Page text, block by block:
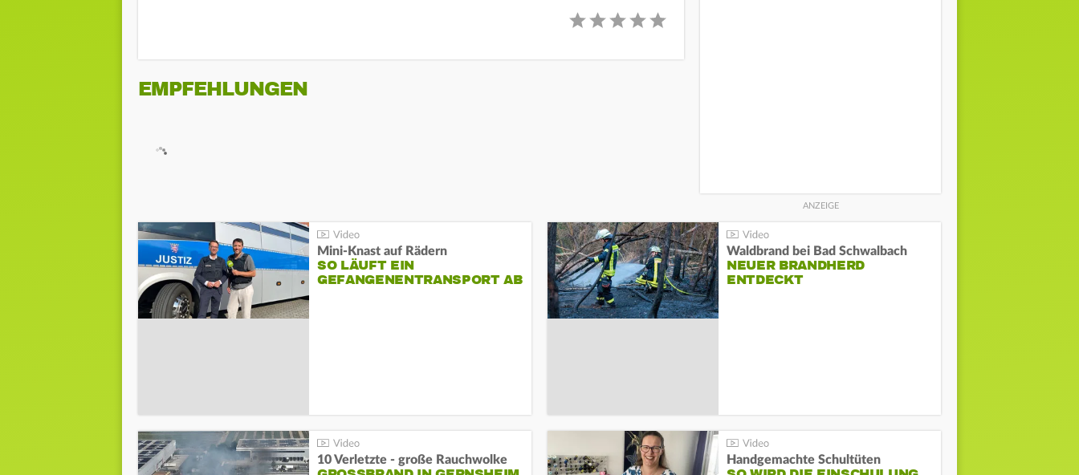
EMPFEHLUNGEN
Mini-Knast auf Rädern
SO LÄUFT EIN
GEFANGENENTRANSPORT AB
Waldbrand bei Bad Schwalbach
NEUER BRANDHERD
ENTDECKT
10 Verletzte - große Rauchwolke Handgemachte Schultüten